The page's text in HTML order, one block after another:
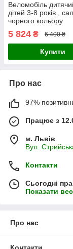
Веломобіль
дітей 3-8 років ,
чорного кольору
5 824 ₴ 6 400 ₴
Купити
Про нас
97%
Працює з
м. Львів
Вул.
Контакти
Сьогодні
Показати
Про нас